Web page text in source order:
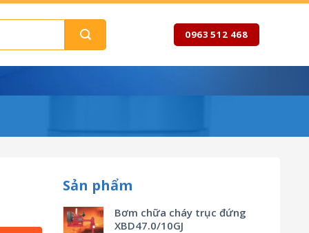
0963 512 468
Sản phẩm
Bơm chữa cháy trục đứng
XBD47.0/10GJ